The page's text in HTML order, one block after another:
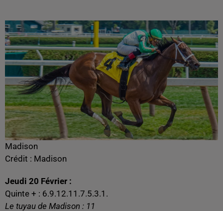
Madison
Crédit : Madison
Jeudi 20 Février :
Quinte + : 6.9.12.11.7.5.3.1.
Le tuyau de Madison : 11